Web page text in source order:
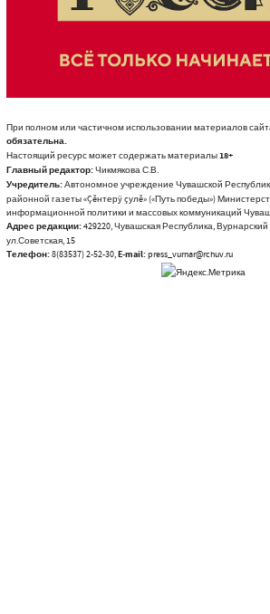
При полном или частичном использовании материалов
обязательна.
Настоящий ресурс может содержать материалы18+
Главный редактор:Чикмякова С.В.
Учредитель:Автономное учреждение Чувашской
районной газеты «Çĕнтерÿ çулĕ» («Путь победы»)
информационной политики и массовых коммуникаций
Адрес редакции:429220, Чувашская Республика,
ул.Советская, 15
Телефон:8(83537) 2-52-30,E-mail:press_vurnar@rchuv.ru